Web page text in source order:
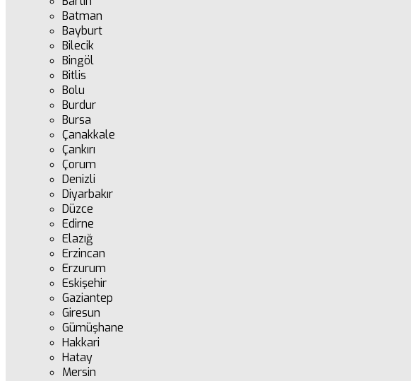
Batman
Bayburt
Bilecik
Bingöl
Bitlis
Bolu
Burdur
Bursa
Çanakkale
Çankırı
Çorum
Denizli
Diyarbakır
Düzce
Edirne
Elazığ
Erzincan
Erzurum
Eskişehir
Gaziantep
Giresun
Gümüşhane
Hakkari
Hatay
Mersin